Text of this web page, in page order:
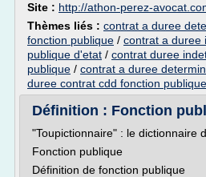
Site : http://athon-perez-
Thèmes liés : contrat a duree
fonction publique / contrat a duree
publique d'etat / contrat duree
publique / contrat a duree
duree contrat cdd fonction publique
Définition : Fonction
"Toupictionnaire" : le dictionnaire
Fonction publique
Définition de fonction publique